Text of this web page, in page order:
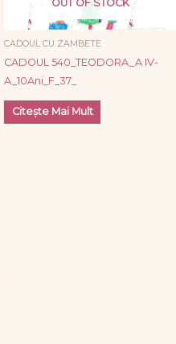
OUT OF STOCK
CADOUL CU ZAMBETE
CADOUL 540_TEODORA_A IV-
A_10Ani_F_37_
Citește Mai Mult